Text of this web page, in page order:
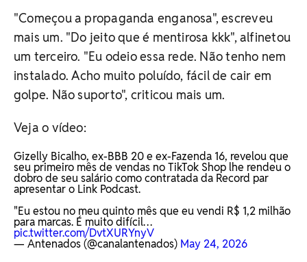
"Começou a propaganda enganosa", escreveu
mais um. "Do jeito que é mentirosa kkk", alfinetou
um terceiro. "Eu odeio essa rede. Não tenho nem
instalado. Acho muito poluído, fácil de cair em
golpe. Não suporto", criticou mais um.
Veja o vídeo:
Gizelly Bicalho, ex-BBB 20 e ex-Fazenda 16, revelou que
seu primeiro mês de vendas no TikTok Shop lhe rendeu o
dobro de seu salário como contratada da Record par
apresentar o Link Podcast.
"Eu estou no meu quinto mês que eu vendi R$ 1,2 milhão
para marcas. É muito difícil…
pic.twitter.com/DvtXURYnyV
— Antenados (@canalantenados) May 24, 2026